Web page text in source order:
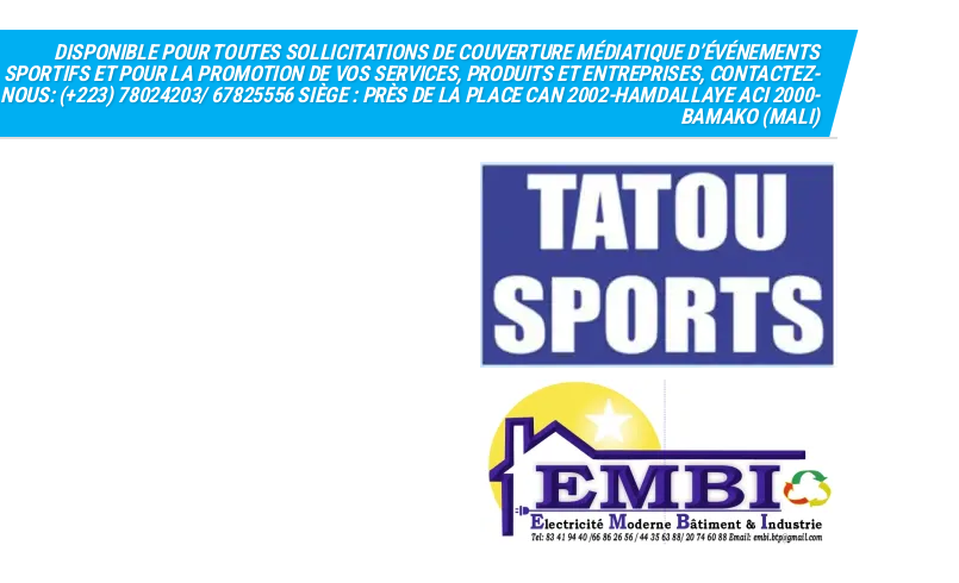
DISPONIBLE POUR TOUTES SOLLICITATIONS DE COUVERTURE MÉDIATIQUE D’ÉVÉNEMENTS
SPORTIFS ET POUR LA PROMOTION DE VOS SERVICES, PRODUITS ET ENTREPRISES, CONTACTEZ-
NOUS: (+223) 78024203/ 67825556 SIÈGE : PRÈS DE LA PLACE CAN 2002-HAMDALLAYE ACI 2000-
BAMAKO (MALI)